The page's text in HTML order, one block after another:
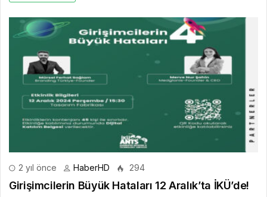
2 yıl önce HaberHD 294
Girişimcilerin Büyük Hataları 12 Aralık’ta İKÜ’de!